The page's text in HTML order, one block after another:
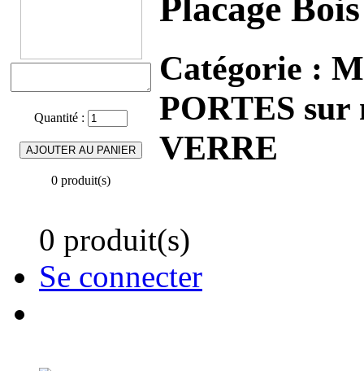
Quantité :
0 produit(s)
Placage Bois
Catégorie :
PORTES
VERRE
0 produit(s)
Se connecter